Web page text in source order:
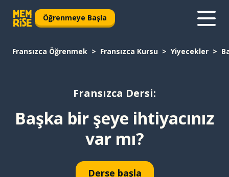
Öğrenmeye Başla
Fransızca Öğrenmek Fransızca Kursu Yiyecekler
Fransızca Dersi:
Başka bir şeye ihtiyacınız
var mı?
Derse başla